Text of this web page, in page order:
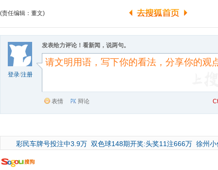
(责任编辑：董文)
登录/注册
发表给力评论！看新闻，说两句。
表情 辩论
彩民车牌号投注中3.9万 双色球148期开奖:头奖11注666万 徐州